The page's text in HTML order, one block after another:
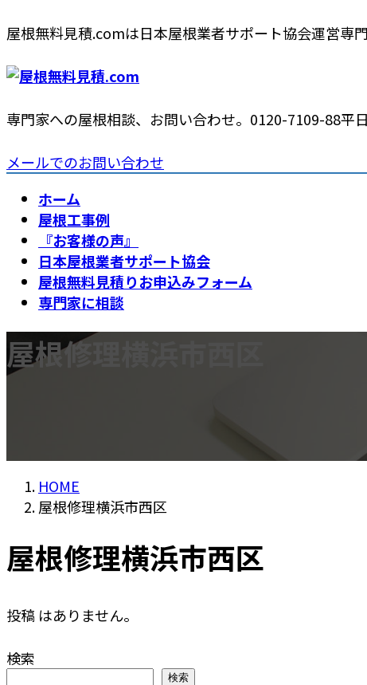
コ
ン
テ
ン
へ
キ
ナ
ビ
ゲ
ー
ョ
に
屋根無料見積.comは日本屋根業者サポート協会運営専
専門家への屋根相談、お問い合わせ。 0120-7109-88平
メールでのお問い合わせ
ホーム
屋根工事例
『お客様の声』
日本屋根業者サポート協会
屋根無料見積りお申込みフォーム
専門家に相談
屋根修理横浜市西区
HOME
屋根修理横浜市西区
屋根修理横浜市西区
投稿 はありません。
検索
検索